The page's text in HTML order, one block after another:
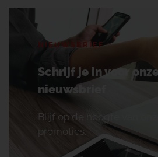
NIEUWSBRIEF
Schrijf je in voor
nieuwsbrief
Blijf op de hoogte van
promoties.